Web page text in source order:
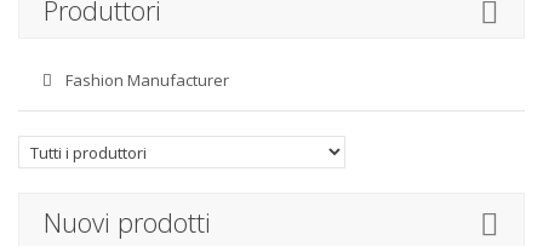
Produttori
Fashion Manufacturer
Nuovi prodotti